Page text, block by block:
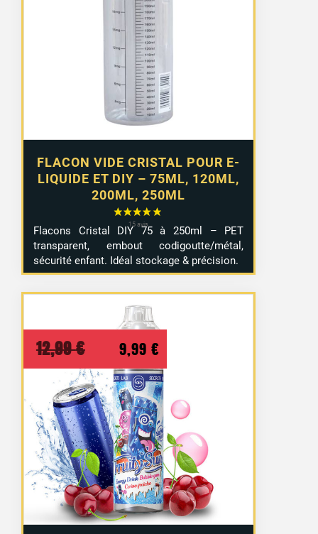
FLACON VIDE CRISTAL POUR E-
LIQUIDE ET DIY – 75ML, 120ML,
200ML, 250ML
prix :
2,99 €
à
4,99 €
Flacons Cristal DIY 75 à 250ml – PET
transparent, embout codigoutte/métal,
sécurité enfant. Idéal stockage & précision.
12,99€
Le
prix
initial
était :
12,99 €.
9,99 €
prix
actuel
est :
9,99 €.